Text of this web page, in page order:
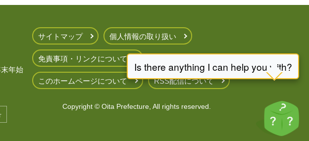
年始
サイトマップ 個人情報の取り扱い
免責事項・リンクについて
このホームページについて RSS配信について
Copyright © Oita Prefecture, All rights reserved.